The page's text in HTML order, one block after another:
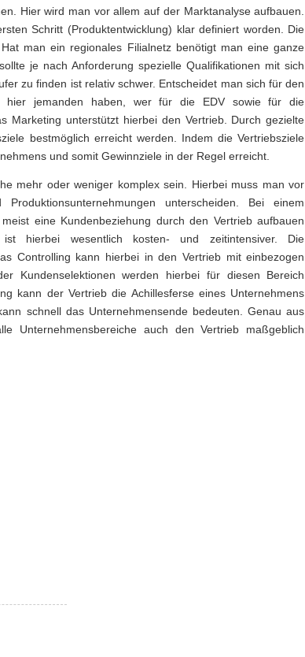
Hier wird man vor allem auf der Marktanalyse aufbauen.
Schritt (Produktentwicklung) klar definiert worden. Die
man ein regionales Filialnetz benötigt man eine ganze
je nach Anforderung spezielle Qualifikationen mit sich
zu finden ist relativ schwer. Entscheidet man sich für den
hier jemanden haben, wer für die EDV sowie für die
Marketing unterstützt hierbei den Vertrieb. Durch gezielte
bestmöglich erreicht werden. Indem die Vertriebsziele
und somit Gewinnziele in der Regel erreicht.
mehr oder weniger komplex sein. Hierbei muss man vor
unterscheiden. Bei einem
eine Kundenbeziehung durch den Vertrieb aufbauen
hierbei wesentlich kosten- und zeitintensiver. Die
Controlling kann hierbei in den Vertrieb mit einbezogen
Kundenselektionen werden hierbei für diesen Bereich
kann der Vertrieb die Achillesferse eines Unternehmens
schnell das Unternehmensende bedeuten. Genau aus
Unternehmensbereiche auch den Vertrieb maßgeblich